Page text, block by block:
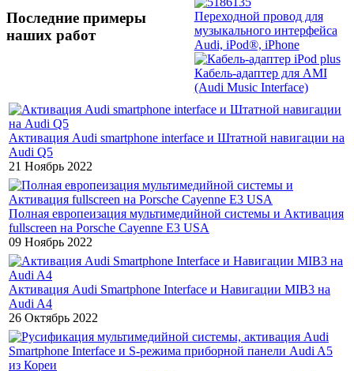
Переходной провод для
музыкального интерфейса
Audi, iPod®, iPhone
Кабель-адаптер для AMI
(Audi Music Interface)
Последние примеры
наших работ
Активация Audi smartphone interface и Штатной навигации на
Audi Q5
21 Ноябрь 2022
Полная европеизация мультимедийной системы и Активация
fullscreen на Porsche Cayenne E3 USA
09 Ноябрь 2022
Активация Audi Smartphone Interface и Навигации MIB3 на
Audi A4
26 Октябрь 2022